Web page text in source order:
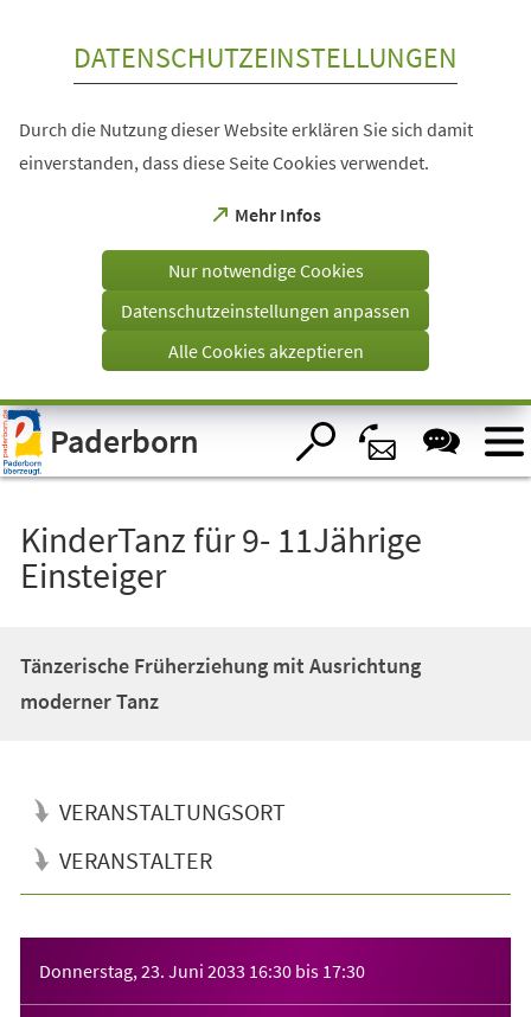
Visuelle
Assistenzsoftware
öffnen.
DATENSCHUTZEINSTELLUNGEN
Durch die Nutzung dieser Website erklären Sie sich damit
einverstanden, dass diese Seite Cookies verwendet.
Mehr Infos
(Öffnet
einem
Tab)
Nur notwendige Cookies
Datenschutzeinstellungen anpassen
Alle Cookies akzeptieren
Paderborn
KinderTanz für 9- 11Jährige
Einsteiger
Tänzerische Früherziehung mit Ausrichtung
moderner Tanz
VERANSTALTUNGSORT
VERANSTALTER
Donnerstag, 23. Juni 2033 16:30 bis 17:30